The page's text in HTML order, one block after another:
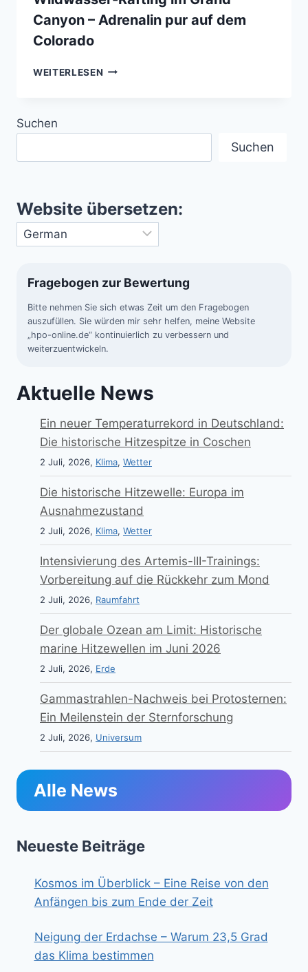
Canyon – Adrenalin pur auf dem
Colorado
WEITERLESEN WILDWASSER-
COLORADO
Suchen
Suchen
Website übersetzen:
Fragebogen zur Bewertung
Bitte nehmen Sie sich etwas Zeit um den Fragebogen
auszufüllen. Sie würden mir sehr helfen, meine Website
„hpo-online.de“ kontinuierlich zu verbessern und
weiterzuentwickeln.
Aktuelle News
Ein neuer Temperaturrekord in Deutschland:
Die historische Hitzespitze in Coschen
2 Juli, 2026, Klima, Wetter
Die historische Hitzewelle: Europa im
Ausnahmezustand
2 Juli, 2026, Klima, Wetter
Intensivierung des Artemis-III-Trainings:
Vorbereitung auf die Rückkehr zum Mond
2 Juli, 2026, Raumfahrt
Der globale Ozean am Limit: Historische
marine Hitzewellen im Juni 2026
2 Juli, 2026, Erde
Gammastrahlen-Nachweis bei Protosternen:
Ein Meilenstein der Sternforschung
2 Juli, 2026, Universum
Alle News
Neueste Beiträge
Kosmos im Überblick – Eine Reise von den
Anfängen bis zum Ende der Zeit
Neigung der Erdachse – Warum 23,5 Grad
das Klima bestimmen